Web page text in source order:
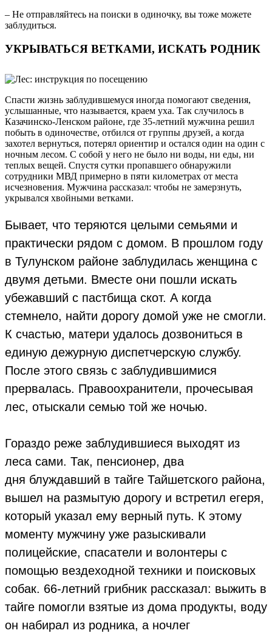
– Не отправляйтесь на поиски в одиночку, вы тоже можете
заблудиться.
УКРЫВАТЬСЯ ВЕТКАМИ, ИСКАТЬ РОДНИК
Спасти жизнь заблудившемуся иногда помогают сведения,
услышанные, что называется, краем уха. Так случилось в
Казачинско-Ленском районе, где 35-летний мужчина решил
побыть в одиночестве, отбился от группы друзей, а когда
захотел вернуться, потерял ориентир и остался один на один с
ночным лесом. С собой у него не было ни воды, ни еды, ни
теплых вещей. Спустя сутки пропавшего обнаружили
сотрудники МВД примерно в пяти километрах от места
исчезновения. Мужчина рассказал: чтобы не замерзнуть,
укрывался хвойными ветками.
Бывает, что теряются целыми семьями и
практически рядом с домом. В прошлом году
в Тулунском районе заблудилась женщина с
двумя детьми. Вместе они пошли искать
убежавший с пастбища скот. А когда
стемнело, найти дорогу домой уже не смогли.
К счастью, матери удалось дозвониться в
единую дежурную диспетчерскую службу.
После этого связь с заблудившимися
прервалась. Правоохранители, прочесывая
лес, отыскали семью той же ночью.
Гораздо реже заблудившиеся выходят из
леса сами. Так, пенсионер, два
дня блуждавший в тайге Тайшетского района,
вышел на размытую дорогу и встретил егеря,
который указал ему верный путь. К этому
моменту мужчину уже разыскивали
полицейские, спасатели и волонтеры с
помощью вездеходной техники и поисковых
собак. 66-летний грибник рассказал: выжить в
тайге помогли взятые из дома продукты, воду
он набирал из родника, а ночлег